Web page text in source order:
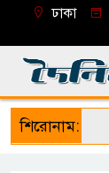
ঢাকা
শিরোনাম: